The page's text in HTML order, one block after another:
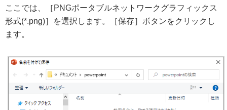
ここでは、［PNGポータブルネットワークグラフィックス
形式(*.png)］を選択します。［保存］ボタンをクリックし
ます。